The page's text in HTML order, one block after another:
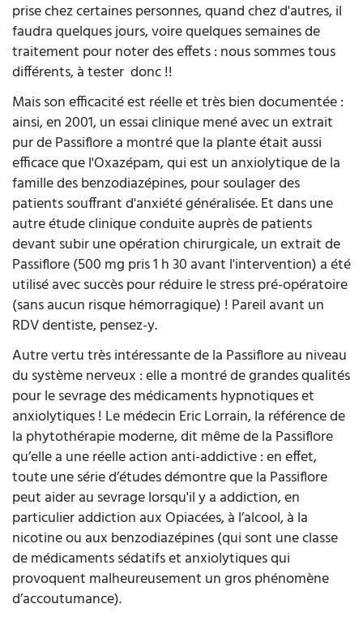
prise chez certaines personnes, quand chez d'autres, il
faudra quelques jours, voire quelques semaines de
traitement pour noter des effets : nous sommes tous
différents, à tester donc !!
Mais son efficacité est réelle et très bien documentée :
ainsi, en 2001, un essai clinique mené avec un extrait
pur de Passiflore a montré que la plante était aussi
efficace que l'Oxazépam, qui est un anxiolytique de la
famille des benzodiazépines, pour soulager des
patients souffrant d'anxiété généralisée. Et dans une
autre étude clinique conduite auprès de patients
devant subir une opération chirurgicale, un extrait de
Passiflore (500 mg pris 1 h 30 avant l'intervention) a été
utilisé avec succès pour réduire le stress pré-opératoire
(sans aucun risque hémorragique) ! Pareil avant un
RDV dentiste, pensez-y.
Autre vertu très intéressante de la Passiflore au niveau
du système nerveux : elle a montré de grandes qualités
pour le sevrage des médicaments hypnotiques et
anxiolytiques ! Le médecin Eric Lorrain, la référence de
la phytothérapie moderne, dit même de la Passiflore
qu’elle a une réelle action anti-addictive : en effet,
toute une série d’études démontre que la Passiflore
peut aider au sevrage lorsqu'il y a addiction, en
particulier addiction aux Opiacées, à l’alcool, à la
nicotine ou aux benzodiazépines (qui sont une classe
de médicaments sédatifs et anxiolytiques qui
provoquent malheureusement un gros phénomène
d’accoutumance).